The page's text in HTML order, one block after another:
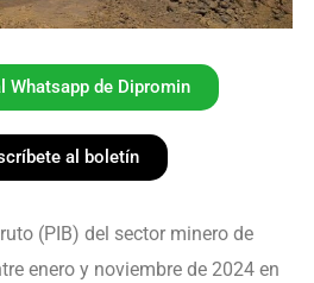
Whatsapp de Dipromin
al boletín
(PIB) del sector minero de
enero y noviembre de 2024 en